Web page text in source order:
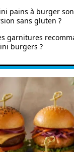
pains à burger
sans gluten ?
garnitures
burgers ?